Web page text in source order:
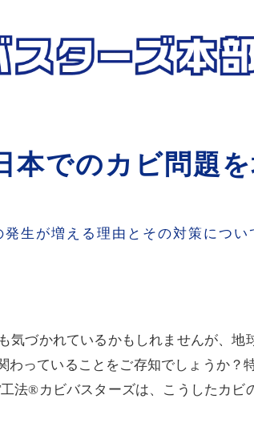
本でのカビ問題
生が増える理由とその対策につ
づかれているかもしれませんが、
っていることをご存知でしょうか？
法®カビバスターズは、こうしたカ